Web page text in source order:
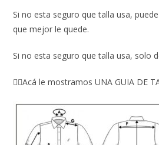
Si no esta seguro que talla usa,
que mejor le quede.
Si no esta seguro que talla usa, solo
👇🏼Acá le mostramos UNA GUIA DE